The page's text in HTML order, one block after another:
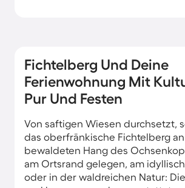
Fichtelberg Und Deine
Ferienwohnung Mit
Pur Und Festen
Von saftigen Wiesen durchsetzt,
das oberfränkische Fichtelberg
bewaldeten Hang des
am Ortsrand gelegen, am
oder in der waldreichen Natur: